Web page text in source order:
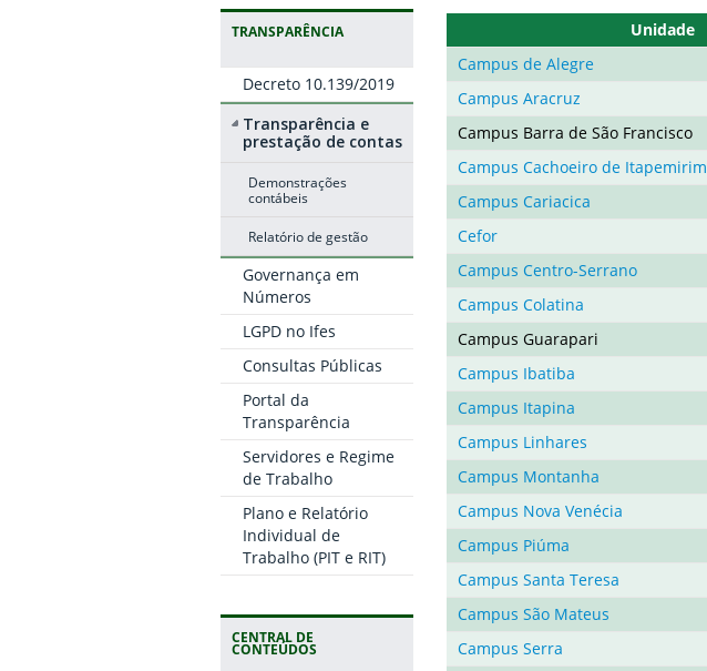
TRANSPARÊNCIA
Decreto 10.139/2019
Transparência e
prestação de contas
Demonstrações
contábeis
Relatório de gestão
Governança em
Números
LGPD no Ifes
Consultas Públicas
Portal da
Transparência
Servidores e Regime
de Trabalho
Plano e Relatório
Individual de
Trabalho (PIT e RIT)
CENTRAL DE
CONTEÚDOS
Unidade
Campus de Alegre
Campus Aracruz
Campus Barra de São Francisco
Campus Cachoeiro de Itapemirim
Campus Cariacica
Cefor
Campus Centro-Serrano
Campus Colatina
Campus Guarapari
Campus Ibatiba
Campus Itapina
Campus Linhares
Campus Montanha
Campus Nova Venécia
Campus Piúma
Campus Santa Teresa
Campus São Mateus
Campus Serra